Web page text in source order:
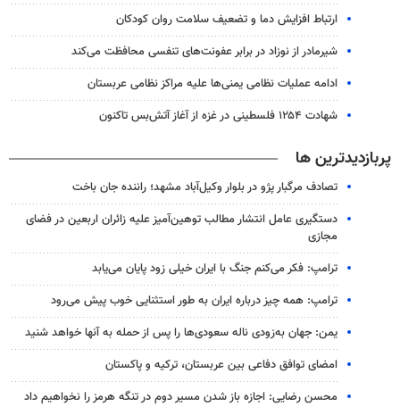
ارتباط افزایش دما و تضعیف سلامت روان کودکان
شیرمادر از نوزاد در برابر عفونت‌های تنفسی محافظت می‌کند
ادامه عملیات نظامی یمنی‌ها علیه مراکز نظامی عربستان
شهادت ۱۲۵۴ فلسطینی در غزه از آغاز آتش‌بس تاکنون
پربازدیدترین ها
تصادف مرگبار پژو در بلوار وکیل‌آباد مشهد؛ راننده جان باخت
دستگیری عامل انتشار مطالب توهین‌آمیز علیه زائران اربعین در فضای
مجازی
ترامپ: فکر می‌کنم جنگ با ایران خیلی زود پایان می‌یابد
ترامپ: همه چیز درباره ایران به طور استثنایی خوب پیش می‌رود
یمن: جهان به‌زودی ناله سعودی‌ها را پس از حمله به آنها خواهد شنید
امضای توافق دفاعی بین عربستان، ترکیه و پاکستان
محسن رضایی: اجازه باز شدن مسیر دوم در تنگه هرمز را نخواهیم داد